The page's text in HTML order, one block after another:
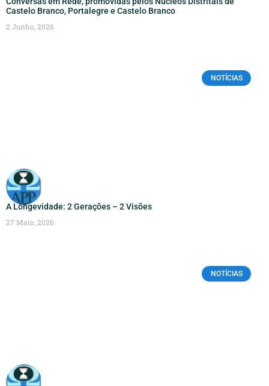
Castelo Branco, Portalegre e Castelo Branco
2 Junho, 2026
NOTÍCIAS
A Longevidade: 2 Gerações – 2 Visões
27 Maio, 2026
NOTÍCIAS